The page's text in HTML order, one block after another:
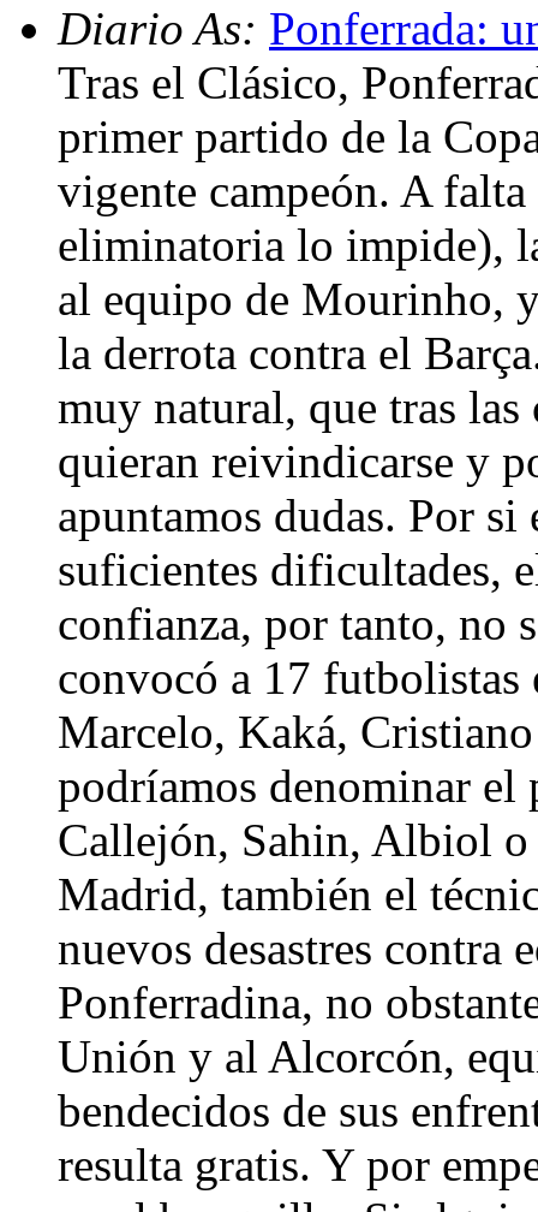
Diario As: Ponferrada:
Tras el Clásico,
primer partido de la
vigente campeón. A
eliminatoria lo impide),
al equipo de Mourinho,
la derrota contra el
muy natural, que tras
quieran reivindicarse y
apuntamos dudas. Por
suficientes dificultades,
confianza, por tanto, no
convocó a 17 futbolistas
Marcelo, Kaká,
podríamos denominar el
Callejón, Sahin, Albiol o
Madrid, también el
nuevos desastres contra
Ponferradina, no
Unión y al Alcorcón,
bendecidos de sus
resulta gratis. Y por